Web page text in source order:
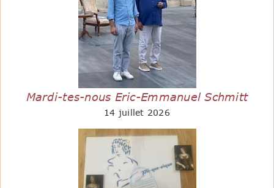
Mardi-tes-nous Eric-Emmanuel Schmitt
14 juillet 2026